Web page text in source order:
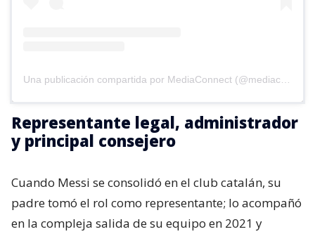
Representante legal, administrador
y principal consejero
Cuando Messi se consolidó en el club catalán, su
padre tomó el rol como representante; lo acompañó
en la compleja salida de su equipo en 2021 y